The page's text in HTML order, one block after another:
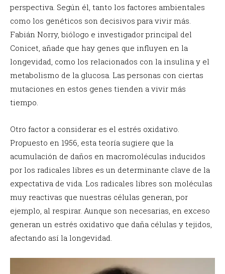
perspectiva. Según él, tanto los factores ambientales
como los genéticos son decisivos para vivir más.
Fabián Norry, biólogo e investigador principal del
Conicet, añade que hay genes que influyen en la
longevidad, como los relacionados con la insulina y el
metabolismo de la glucosa. Las personas con ciertas
mutaciones en estos genes tienden a vivir más
tiempo.
Otro factor a considerar es el estrés oxidativo.
Propuesto en 1956, esta teoría sugiere que la
acumulación de daños en macromoléculas inducidos
por los radicales libres es un determinante clave de la
expectativa de vida. Los radicales libres son moléculas
muy reactivas que nuestras células generan, por
ejemplo, al respirar. Aunque son necesarias, en exceso
generan un estrés oxidativo que daña células y tejidos,
afectando así la longevidad.